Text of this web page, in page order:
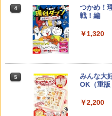
4
「ことば
ち 誰が〈
￥1,870
5
ゼロから
なるマン
￥1,430
￥4,046
Amazon
ンツが1
￥26,980
4
つかめ！
戦！編
￥1,320
5
みんな大
OK（重
￥2,200